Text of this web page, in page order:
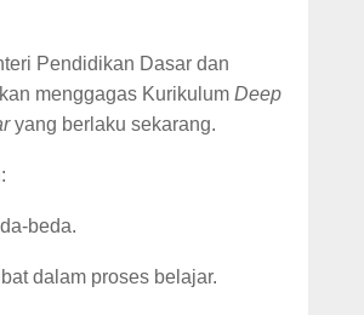
Pendidikan Dasar dan
menggagas Kurikulum Deep
yang berlaku sekarang.
beda.
dalam proses belajar.